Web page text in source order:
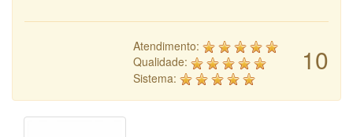
10
Atendimento:
Qualidade:
Sistema: